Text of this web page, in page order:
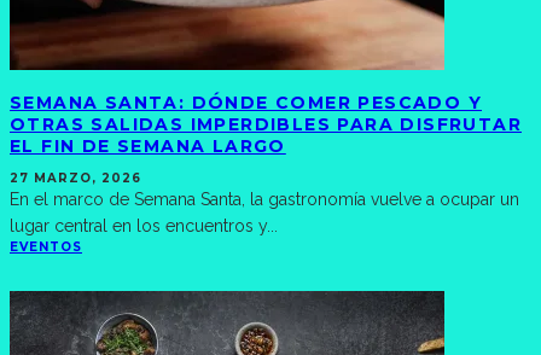
SEMANA SANTA: DÓNDE COMER PESCADO Y
OTRAS SALIDAS IMPERDIBLES PARA DISFRUTAR
EL FIN DE SEMANA LARGO
27 MARZO, 2026
En el marco de Semana Santa, la gastronomía vuelve a ocupar un
lugar central en los encuentros y...
EVENTOS